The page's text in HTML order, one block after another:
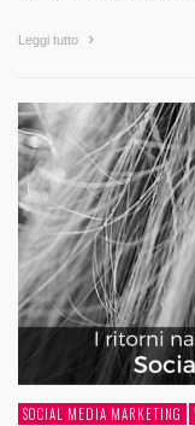
Leggi tutto
SOCIAL MEDIA MARKETING